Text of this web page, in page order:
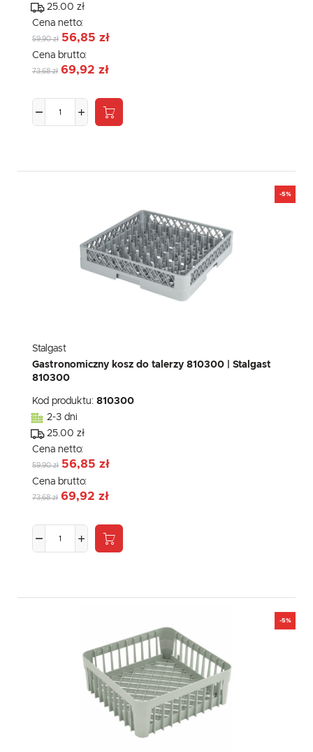
25.00 zł
Cena netto:
59,90 zł 56,85 zł
Cena brutto:
73,68 zł 69,92 zł
-5%
Stalgast
Gastronomiczny kosz do talerzy 810300 | Stalgast
810300
Kod produktu: 810300
2-3 dni
25.00 zł
Cena netto:
59,90 zł 56,85 zł
Cena brutto:
73,68 zł 69,92 zł
-5%